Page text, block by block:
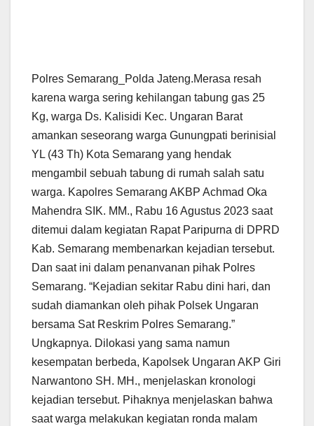
Polres Semarang_Polda Jateng.Merasa resah
karena warga sering kehilangan tabung gas 25
Kg, warga Ds. Kalisidi Kec. Ungaran Barat
amankan seseorang warga Gunungpati berinisial
YL (43 Th) Kota Semarang yang hendak
mengambil sebuah tabung di rumah salah satu
warga. Kapolres Semarang AKBP Achmad Oka
Mahendra SIK. MM., Rabu 16 Agustus 2023 saat
ditemui dalam kegiatan Rapat Paripurna di DPRD
Kab. Semarang membenarkan kejadian tersebut.
Dan saat ini dalam penanvanan pihak Polres
Semarang. “Kejadian sekitar Rabu dini hari, dan
sudah diamankan oleh pihak Polsek Ungaran
bersama Sat Reskrim Polres Semarang.”
Ungkapnya. Dilokasi yang sama namun
kesempatan berbeda, Kapolsek Ungaran AKP Giri
Narwantono SH. MH., menjelaskan kronologi
kejadian tersebut. Pihaknya menjelaskan bahwa
saat warga melakukan kegiatan ronda malam